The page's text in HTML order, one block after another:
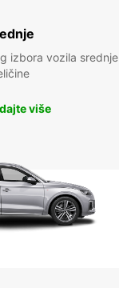
izbora vozila srednje
više